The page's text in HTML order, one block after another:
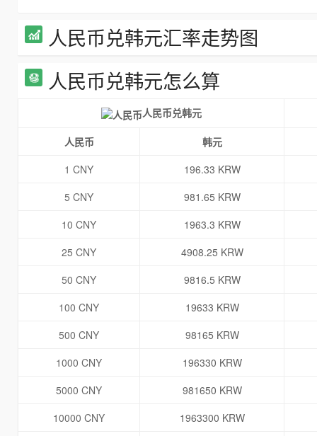
人民币兑韩元汇率走势图
人民币兑韩元怎么算
人民币兑韩元
人民币
韩元
1 CNY
196.33 KRW
5 CNY
981.65 KRW
10 CNY
1963.3 KRW
25 CNY
4908.25 KRW
50 CNY
9816.5 KRW
100 CNY
19633 KRW
500 CNY
98165 KRW
1000 CNY
196330 KRW
5000 CNY
981650 KRW
10000 CNY
1963300 KRW